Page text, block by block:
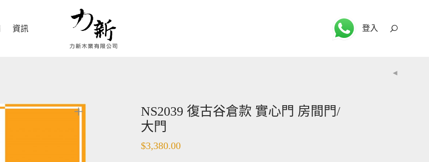
資訊 登入
NS2039 復古谷倉款 實心門 房間門/
大門
$3,380.00